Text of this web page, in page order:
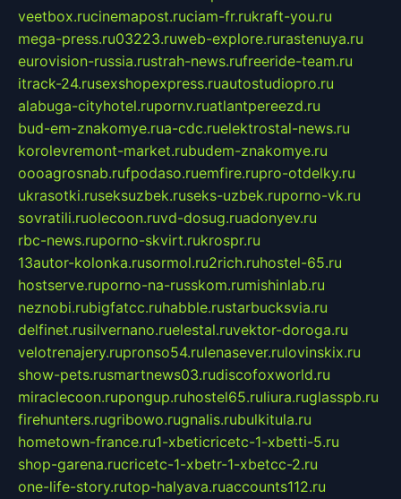
veetbox.rucinemapost.ruciam-fr.rukraft-you.ru
mega-press.ru03223.ruweb-explore.rurastenuya.ru
eurovision-russia.rustrah-news.rufreeride-team.ru
itrack-24.rusexshopexpress.ruautostudiopro.ru
alabuga-cityhotel.rupornv.ruatlantpereezd.ru
bud-em-znakomye.rua-cdc.ruelektrostal-news.ru
korolevremont-market.rubudem-znakomye.ru
oooagrosnab.rufpodaso.ruemfire.rupro-otdelky.ru
ukrasotki.ruseksuzbek.ruseks-uzbek.ruporno-vk.ru
sovratili.ruolecoon.ruvd-dosug.ruadonyev.ru
rbc-news.ruporno-skvirt.rukrospr.ru
13autor-kolonka.rusormol.ru2rich.ruhostel-65.ru
hostserve.ruporno-na-russkom.rumishinlab.ru
neznobi.rubigfatcc.ruhabble.rustarbucksvia.ru
delfinet.rusilvernano.ruelestal.ruvektor-doroga.ru
velotrenajery.rupronso54.rulenasever.rulovinskix.ru
show-pets.rusmartnews03.rudiscofoxworld.ru
miraclecoon.rupongup.ruhostel65.ruliura.ruglasspb.ru
firehunters.rugribowo.rugnalis.rubulkitula.ru
hometown-france.ru1-xbeticricetc-1-xbetti-5.ru
shop-garena.rucricetc-1-xbetr-1-xbetcc-2.ru
one-life-story.rutop-halyava.ruaccounts112.ru